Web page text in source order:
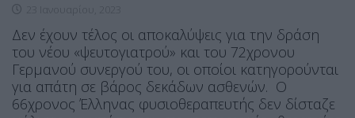
Δεν έχουν τέλος οι αποκαλύψεις για την δράση
του νέου «ψευτογιατρού» και του 72χρονου
Γερμανού συνεργού του, οι οποίοι κατηγορούνται
για απάτη σε βάρος δεκάδων ασθενών. Ο
66χρονος Έλληνας φυσιοθεραπευτής δεν δίσταζε